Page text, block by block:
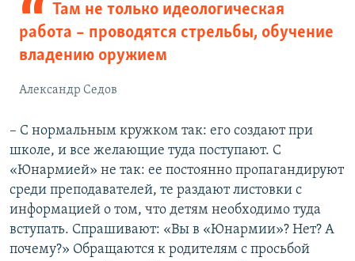
Там не только идеологическая
работа – проводятся стрельбы, обучение
владению оружием
Александр Седов
– С нормальным кружком так: его создают при
школе, и все желающие туда поступают. С
«Юнармией» не так: ее постоянно пропагандируют
среди преподавателей, те раздают листовки с
информацией о том, что детям необходимо туда
вступать. Спрашивают: «Вы в «Юнармии»? Нет? А
почему?» Обращаются к родителям с просьбой